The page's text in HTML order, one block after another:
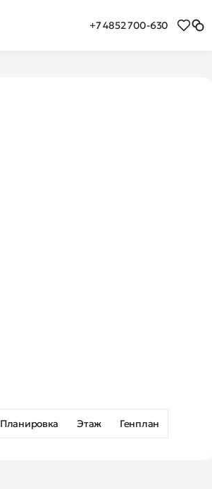
+7 4852 700-630
Планировка Этаж Генплан